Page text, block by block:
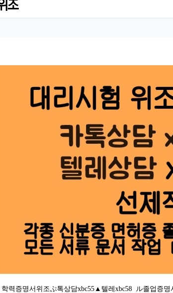
조
력증명서위조ぷ톡상담xbc55▲텔레xbc58 ル졸업증명